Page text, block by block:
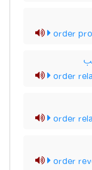
order
order
order
order